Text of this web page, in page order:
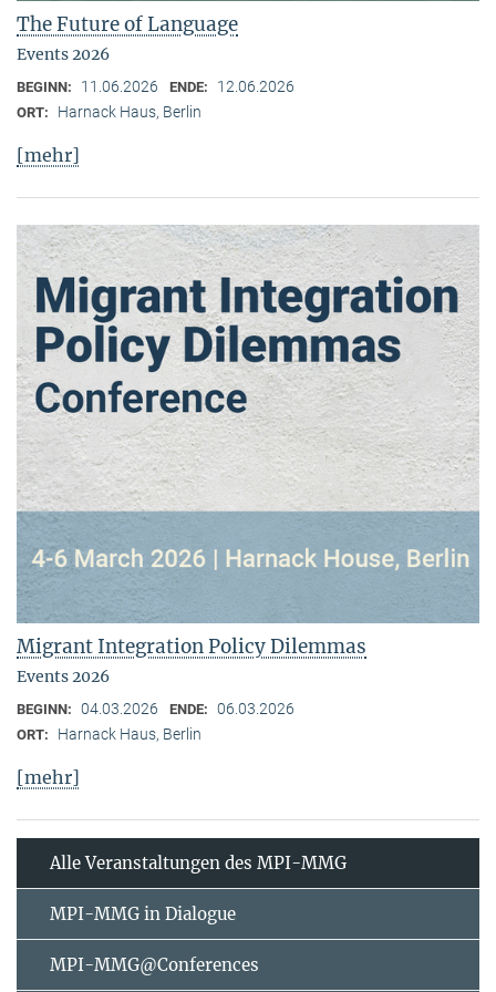
The Future of Language
Events 2026
BEGINN: 11.06.2026 ENDE: 12.06.2026
ORT: Harnack Haus, Berlin
[mehr]
Migrant Integration Policy Dilemmas
Events 2026
BEGINN: 04.03.2026 ENDE: 06.03.2026
ORT: Harnack Haus, Berlin
[mehr]
Alle Veranstaltungen des MPI-MMG
MPI-MMG in Dialogue
MPI-MMG@Conferences